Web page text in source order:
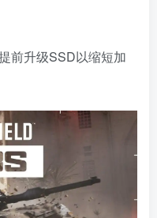
前升级SSD以缩短加